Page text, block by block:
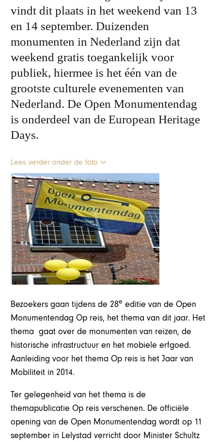
vindt dit plaats in het weekend van 13
en 14 september. Duizenden
monumenten in Nederland zijn dat
weekend gratis toegankelijk voor
publiek, hiermee is het één van de
grootste culturele evenementen van
Nederland. De Open Monumentendag
is onderdeel van de European Heritage
Days.
Lees verder onder de foto
Bezoekers gaan tijdens de 28e editie van de Open
Monumentendag Op reis, het thema van dit jaar. Het
thema gaat over de monumenten van reizen, de
historische infrastructuur en het mobiele erfgoed.
Aanleiding voor het thema Op reis is het Jaar van
Mobiliteit in 2014.
Ter gelegenheid van het thema is de
themapublicatie Op reis verschenen. De officiële
opening van de Open Monumentendag wordt op 11
september in Lelystad verricht door Minister Schultz